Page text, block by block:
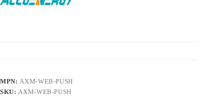
MPN: AXM-WEB-PUSH
SKU: AXM-WEB-PUSH